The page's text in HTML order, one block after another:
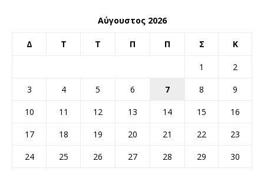
Αύγουστος 2026
Δ Τ Τ Π Π Σ Κ
1
2
3
4 5 6 7 8
9
10
11 12 13 14 15
16
17
18 19 20 21 22
23
24
25 26 27 28 29
30